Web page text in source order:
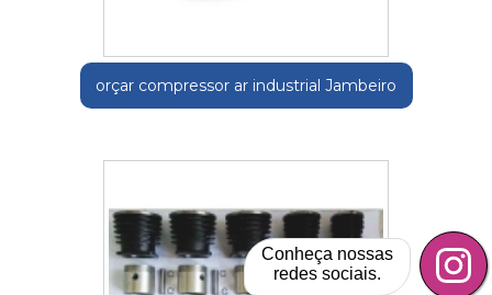
orçar compressor ar industrial Jambeiro
Conheça nossas
redes sociais.